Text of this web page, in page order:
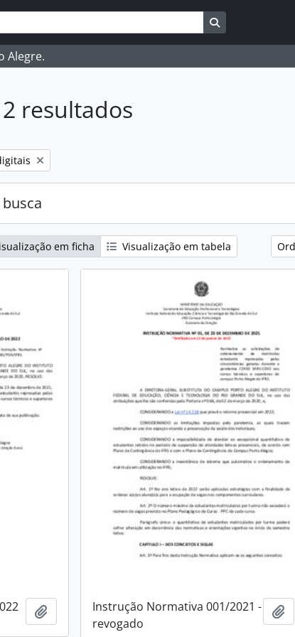
Busque na
Alegre.
resultados
em ficha Visualização em tabela
Adicionar a área de transferência
Instrução Normativa 001/2021 -
revogado